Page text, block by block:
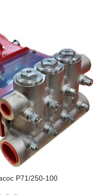
P71/250-100